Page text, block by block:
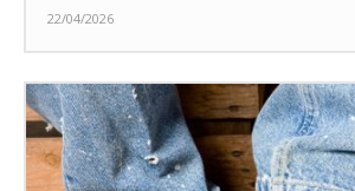
22/04/2026